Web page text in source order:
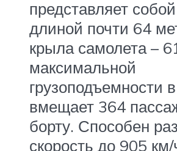
представляет
длиной почти 64
крыла самолета –
максимальной
грузоподъемности
вмещает 364
борту. Способен
скорость до 905 км/